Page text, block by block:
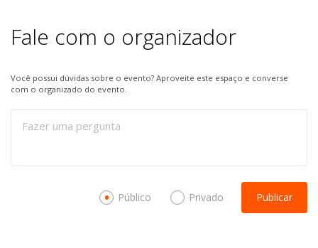
Fale com o organizador
Você possui dúvidas sobre o evento? Aproveite este espaço e converse
com o organizado do evento.
Publicar
Privado
Público